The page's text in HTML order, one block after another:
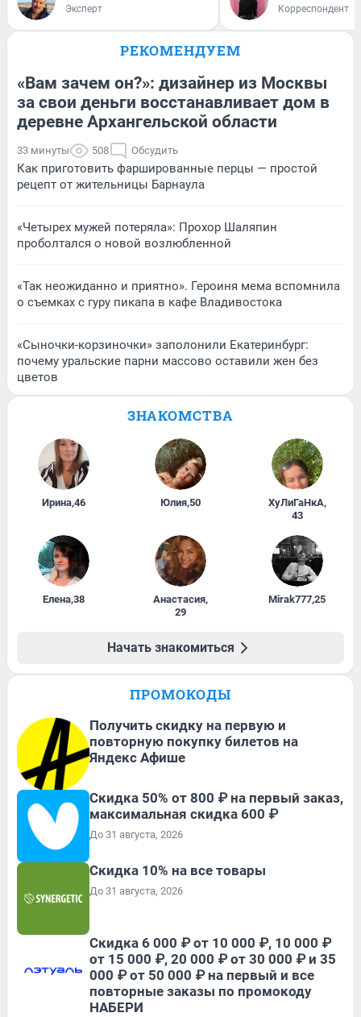
Эксперт Корреспондент
РЕКОМЕНДУЕМ
«Вам зачем он?»: дизайнер из Москвы
за свои деньги восстанавливает дом в
деревне Архангельской области
33 минуты 508 Обсудить
Как приготовить фаршированные перцы — простой
рецепт от жительницы Барнаула
«Четырех мужей потеряла»: Прохор Шаляпин
проболтался о новой возлюбленной
«Так неожиданно и приятно». Героиня мема вспомнила
о съемках с гуру пикапа в кафе Владивостока
«Сыночки-корзиночки» заполонили Екатеринбург:
почему уральские парни массово оставили жен без
цветов
ЗНАКОМСТВА
Ирина,46 Юлия,50 ХуЛиГаНкА,
43
Елена,38 Анастасия,
29
Mirak777,25
Начать знакомиться
ПРОМОКОДЫ
Получить скидку на первую и
повторную покупку билетов на
Яндекс Афише
Скидка 50% от 800 ₽ на первый заказ,
максимальная скидка 600 ₽
До 31 августа, 2026
Скидка 10% на все товары
До 31 августа, 2026
Скидка 6 000 ₽ от 10 000 ₽, 10 000 ₽
от 15 000 ₽, 20 000 ₽ от 30 000 ₽ и 35
000 ₽ от 50 000 ₽ на первый и все
повторные заказы по промокоду
НАБЕРИ